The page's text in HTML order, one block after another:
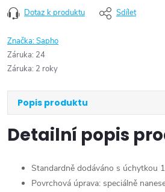
Dotaz k produktu Sdílet
Značka:Sapho
Záruka: 24
Záruka: 2 roky
Popis produktu
Detailní popis
Standardně dodáváno s úchytkou
Povrchová úprava: speciálně